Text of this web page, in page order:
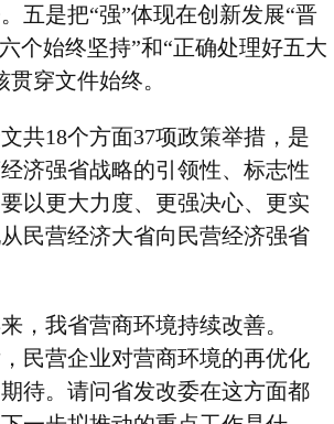
五是把“强”体现在创新发展“晋
六个始终坚持”和“正确处理好五大
贯穿文件始终。
共18个方面37项政策举措，是
济强省战略的引领性、标志性
以更大力度、更强决心、更实
民营经济大省向民营经济强省
，我省营商环境持续改善。
，民营企业对营商环境的再优化
待。请问省发改委在这方面都